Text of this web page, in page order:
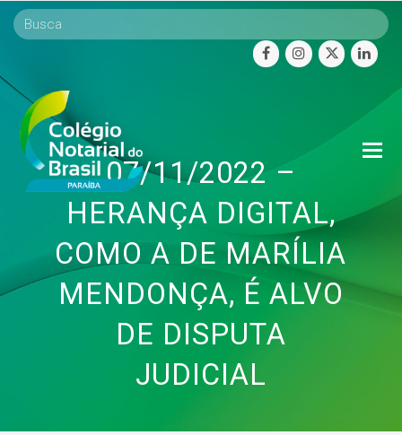
facebookinstagram
twitter
07/11/2022 –
HERANÇA DIGITAL,
COMO A DE MARÍLIA
MENDONÇA, É ALVO
DE DISPUTA
JUDICIAL